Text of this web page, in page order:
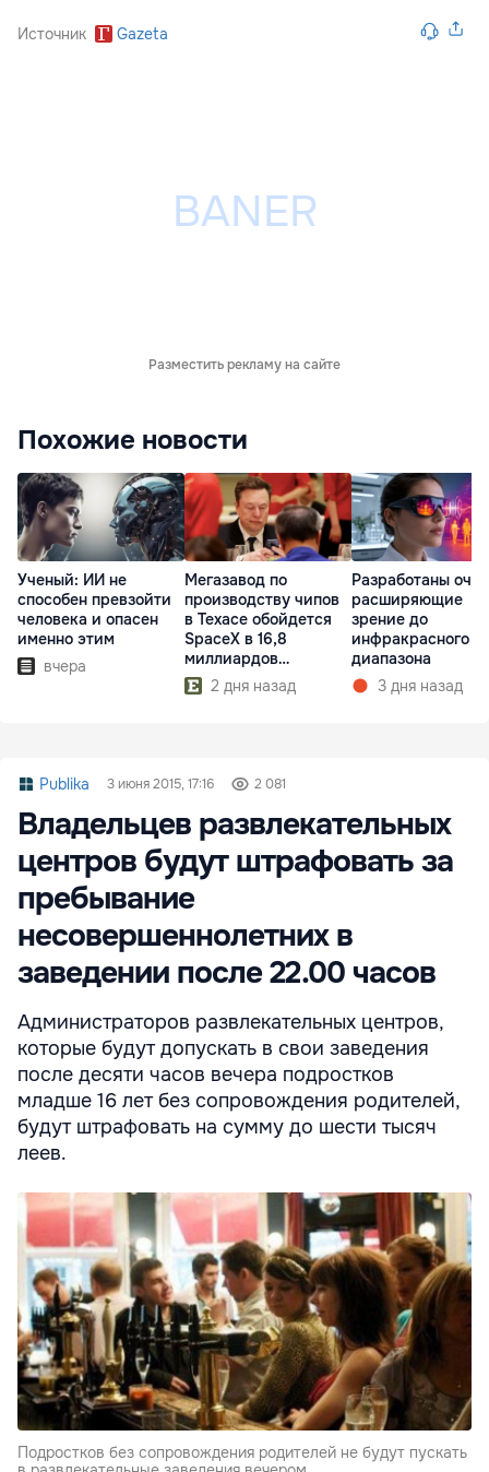
Источник Gazeta
Разместить рекламу на сайте
Похожие новости
Ученый: ИИ не
способен превзойти
человека и опасен
именно этим
вчера
Мегазавод по
производству чипов
в Техасе обойдется
SpaceX в 16,8
миллиардов
долларов
2 дня назад
Разработаны
расширяющие
зрение до
инфракрасного
диапазона
3 дня назад
Publika 3 июня 2015, 17:16 2 081
Владельцев развлекательных
центров будут штрафовать за
пребывание
несовершеннолетних в
заведении после 22.00 часов
Администраторов развлекательных центров,
которые будут допускать в свои заведения
после десяти часов вечера подростков
младше 16 лет без сопровождения родителей,
будут штрафовать на сумму до шести тысяч
леев.
Подростков без сопровождения родителей не будут пускать